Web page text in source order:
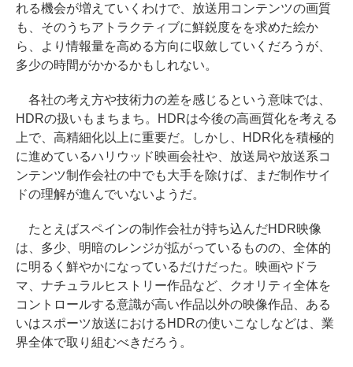
れる機会が増えていくわけで、放送用コンテンツの画質
も、そのうちアトラクティブに鮮鋭度をを求めた絵か
ら、より情報量を高める方向に収斂していくだろうが、
多少の時間がかかるかもしれない。
各社の考え方や技術力の差を感じるという意味では、
HDRの扱いもまちまち。HDRは今後の高画質化を考える
上で、高精細化以上に重要だ。しかし、HDR化を積極的
に進めているハリウッド映画会社や、放送局や放送系コ
ンテンツ制作会社の中でも大手を除けば、まだ制作サイ
ドの理解が進んでいないようだ。
たとえばスペインの制作会社が持ち込んだHDR映像
は、多少、明暗のレンジが拡がっているものの、全体的
に明るく鮮やかになっているだけだった。映画やドラ
マ、ナチュラルヒストリー作品など、クオリティ全体を
コントロールする意識が高い作品以外の映像作品、ある
いはスポーツ放送におけるHDRの使いこなしなどは、業
界全体で取り組むべきだろう。